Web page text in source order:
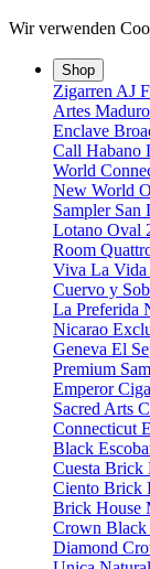
Wir verwenden
Shop
Zigarren AJ
Artes Maduro
Enclave
Call Habano
World
New World
Sampler San
Lotano Oval
Room
Viva La Vida
Cuervo y
La Preferida
Nicarao
Geneva El
Premium
Emperor
Sacred Arts
Connecticut
Black
Cuesta Brick
Ciento Brick
Brick House
Crown Black
Diamond